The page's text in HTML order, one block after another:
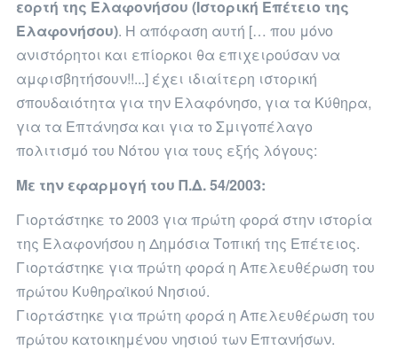
εορτή της Ελαφονήσου (Ιστορική Επέτειο της
Ελαφονήσου). Η απόφαση αυτή [… που μόνο
ανιστόρητοι και επίορκοι θα επιχειρούσαν να
αμφισβητήσουν!!...] έχει ιδιαίτερη ιστορική
σπουδαιότητα για την Ελαφόνησο, για τα Κύθηρα,
για τα Επτάνησα και για το Σμιγοπέλαγο
πολιτισμό του Νότου για τους εξής λόγους:
Με την εφαρμογή του Π.Δ. 54/2003:
Γιορτάστηκε το 2003 για πρώτη φορά στην ιστορία
της Ελαφονήσου η Δημόσια Τοπική της Επέτειος.
Γιορτάστηκε για πρώτη φορά η Απελευθέρωση του
πρώτου Κυθηραϊκού Νησιού.
Γιορτάστηκε για πρώτη φορά η Απελευθέρωση του
πρώτου κατοικημένου νησιού των Επτανήσων.